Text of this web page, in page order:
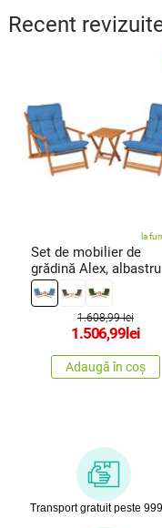
Recent
la
Set de mobilier de
grădină Alex, albastru
1.608,99 lei
1.506,99 lei
Adaugă în coș
Transport gratuit peste